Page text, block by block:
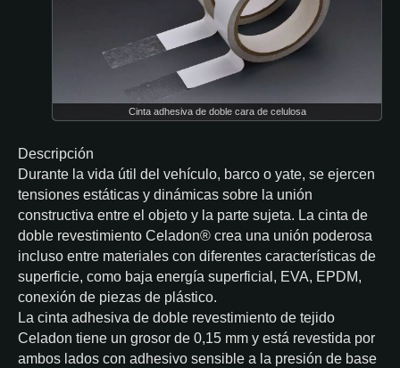
Cinta adhesiva de doble cara de celulosa
Descripción
Durante la vida útil del vehículo, barco o yate, se ejercen
tensiones estáticas y dinámicas sobre la unión
constructiva entre el objeto y la parte sujeta. La cinta de
doble revestimiento Celadon® crea una unión poderosa
incluso entre materiales con diferentes características de
superficie, como baja energía superficial, EVA, EPDM,
conexión de piezas de plástico.
La cinta adhesiva de doble revestimiento de tejido
Celadon tiene un grosor de 0,15 mm y está revestida por
ambos lados con adhesivo sensible a la presión de base